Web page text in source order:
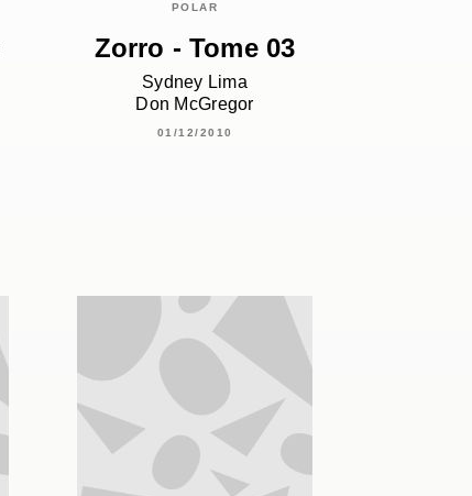
POLAR
Zorro - Tome 03
Sydney Lima
Don McGregor
01/12/2010